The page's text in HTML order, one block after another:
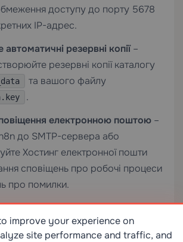
доступу до порту 5678
IP-адрес.
резервні копії–
резервні копії каталогу
та вашого файлу
.
електронною поштою –
до SMTP-сервера або
Хостинг електронної пошти
сповіщень про робочі процеси
про помилки.
та надійність вашого екземпляра
improve your experience on
site performance and traffic, and